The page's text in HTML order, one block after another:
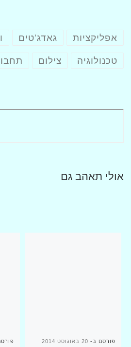
אפליקציות גאדג'טים
טכנולוגיה צילום
אולי תאהב גם
פורסם ב- 20 באוגוסט 2014